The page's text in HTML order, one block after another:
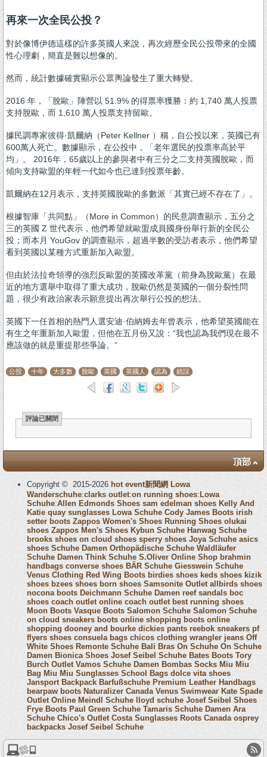
再來一次全民公投？
對於像博伊德這樣的許多英國人來說，再次經歷全民公投帶來的全國
性心理劇，簡直是難以想像的。
然而，統計數據確實顯示公眾輿論發生了重大轉變。
2016 年，「脫歐」陣營以 51.9% 的得票率獲勝：約 1,740 萬人投票
支持脫歐，而 1,610 萬人投票支持留歐。
據民調專家彼得·凱爾納（Peter Kellner ）稱，自公投以來，英國已有
600萬人死亡。數據顯示，在公投中，「老年選民的投票率高於平
均」。 2016年，65歲以上的參與者中有三分之二支持英國脫歐，而
傾向支持歐盟的年輕一代如今也已達到投票年齡。
凱爾納在12月表示，支持英國脫歐的多數派「其實已經不存在了」。
根據智庫「共同點」（More in Common）的民意調查顯示，五分之
三的英國 Z 世代表示，他們希望就歐盟成員國身份舉行新的全民公
投；而本月 YouGov 的調查顯示，超過半數的受訪者表示，他們希望
看到英國以某種方式重新加入歐盟。
但由於法拉奇領導的強烈反歐盟的英國改革黨（前身為脫歐黨）在最
近的地方選舉中取得了重大成功，脫歐仍然是英國的一個分裂性問
題，很少有政治家表示願意提出再次舉行公投的想法。
英國下一任首相的熱門人選安迪·伯納姆去年曾表示，他希望英國能在
有​​生之年重新加入歐盟，但他在五月份又說：“我也認為我們現在最不
應該做的就是重提那些爭論。”
公投 十年 大多數 脫歐 英國 英國人 認為 錯誤
評論已關閉
頂部
Copyright © 2015-2026 hot event新聞網 Lowa
Wanderschuhe:clarks outlet:on running shoes:Lowa
Schuhe:Allen Edmonds Shoes sam edelman shoes Kelly And
Katie quay sunglasses Lowa Schuhe Cody James Boots irish
setter boots Zappos Women's Shoes Running Shoes olukai
shoes Zappos Men's Shoes Kybun Schuhe Hanwag Schuhe
brooks shoes on cloud shoes sperry shoes Joya Schuhe asics
shoes Schuhe Damen Orthopädische Schuhe Waldläufer
Schuhe Damen Think Schuhe S.Oliver Online Shop brahmin
handbags converse shoes BÄR Schuhe Giesswein Schuhe
Venus Clothing Red Wing Boots birdies shoes keds shoes kizik
shoes bzees shoes born shoes Samsonite Outlet allbirds shoes
nocona boots Deichmann Schuhe Damen reef sandals boc
shoes coach outlet online coach outlet best running shoes
Moon Boots Vasque Boots Salomon Schuhe Salomon Schuhe
on cloud sneakers boots online shopping boots online
shopping dooney and bourke dickies pants reebok sneakers pf
flyers shoes consuela bags chicos clothing wrangler jeans Off
White Shoes Remonte Schuhe Bali Bras On Schuhe On Schuhe
Damen Bionica Shoes Josef Seibel Schuhe Bates Boots Tory
Burch Outlet Vamos Schuhe Damen Bombas Socks Miu Miu
Bag Miu Miu Sunglasses School Bags dolce vita shoes
Jansport Backpack Barfußschuhe Premium Leather Handbags
bearpaw boots Naturalizer Canada Venus Swimwear Kate Spade
Outlet Online Meindl Schuhe lloyd schuhe Josef Seibel Shoes
Frye Boots Paul Green Schuhe Tamaris Schuhe Damen Ara
Schuhe Chico's Outlet Costa Sunglasses Roots Canada osprey
backpacks Josef Seibel Schuhe